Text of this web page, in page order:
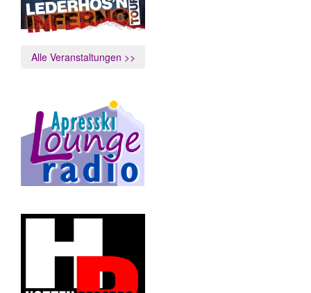
Alle Veranstaltungen >>